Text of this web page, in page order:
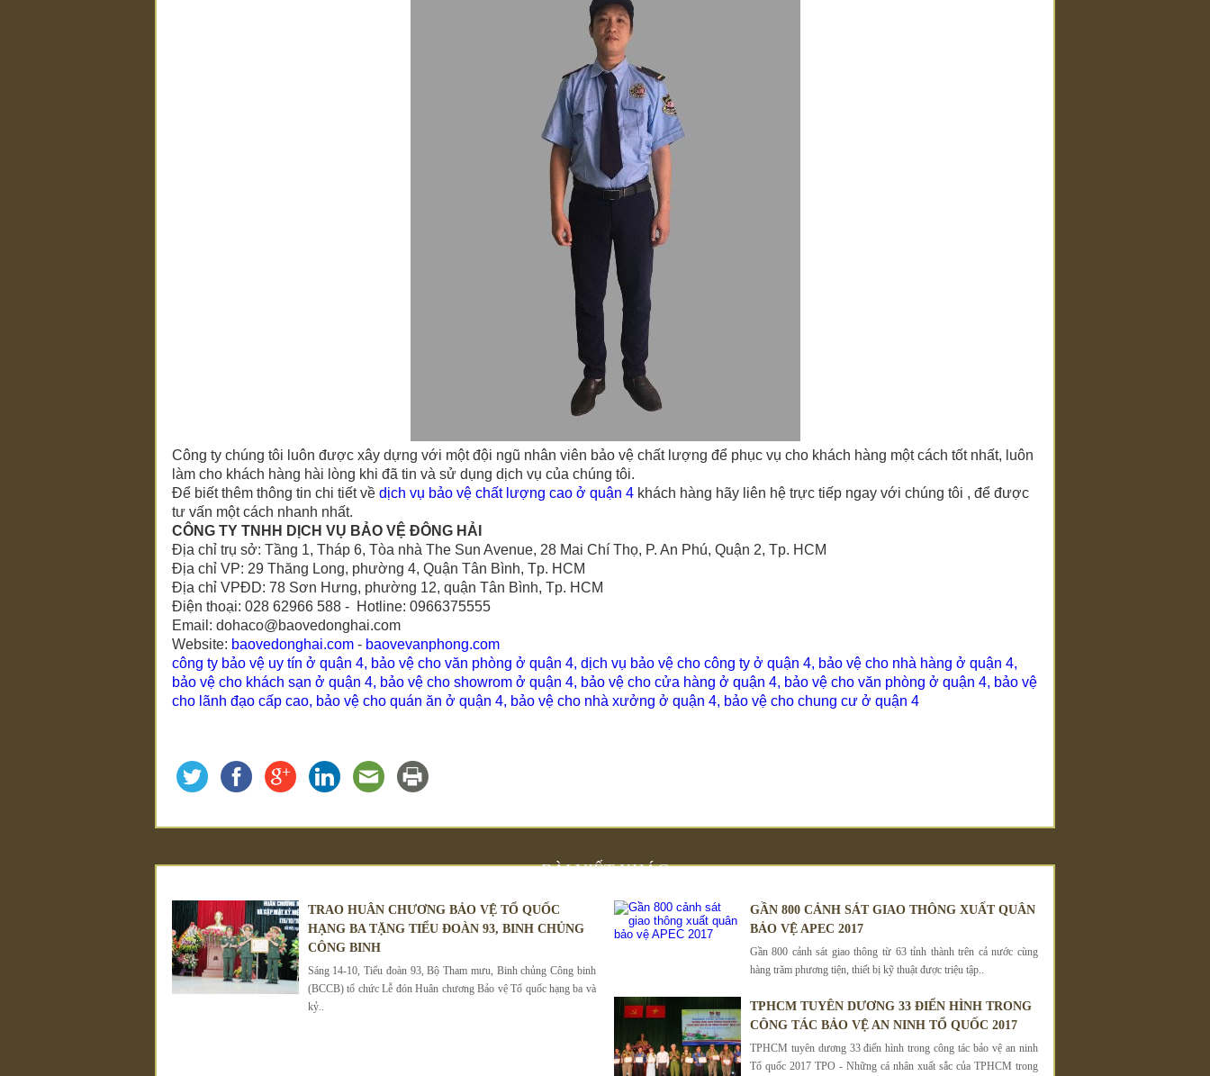
Công ty chúng tôi luôn được xây dựng với một đội ngũ nhân viên bảo vệ chất lượng để phục vụ cho khách hàng một cách tốt nhất, luôn
làm cho khách hàng hài lòng khi đã tin và sử dụng dịch vụ của chúng tôi.
Để biết thêm thông tin chi tiết về dịch vụ bảo vệ chất lượng cao ở quận 4 khách hàng hãy liên hệ trực tiếp ngay với chúng tôi , để được
tư vấn một cách nhanh nhất.
CÔNG TY TNHH DỊCH VỤ BẢO VỆ ĐÔNG HẢI
Địa chỉ trụ sở: Tầng 1, Tháp 6, Tòa nhà The Sun Avenue, 28 Mai Chí Thọ, P. An Phú, Quận 2, Tp. HCM
Địa chỉ VP: 29 Thăng Long, phường 4, Quận Tân Bình, Tp. HCM
Địa chỉ VPĐD: 78 Sơn Hưng, phường 12, quận Tân Bình, Tp. HCM
Điện thoại: 028 62966 588 - Hotline: 0966375555
Email: dohaco@baovedonghai.com
Website: baovedonghai.com - baovevanphong.com
công ty bảo vệ uy tín ở quận 4, bảo vệ cho văn phòng ở quận 4, dịch vụ bảo vệ cho công ty ở quận 4, bảo vệ cho nhà hàng ở quận 4,
bảo vệ cho khách sạn ở quận 4, bảo vệ cho showrom ở quận 4, bảo vệ cho cửa hàng ở quận 4, bảo vệ cho văn phòng ở quận 4, bảo vệ
cho lãnh đạo cấp cao, bảo vệ cho quán ăn ở quận 4, bảo vệ cho nhà xưởng ở quận 4, bảo vệ cho chung cư ở quận 4
BÀI VIẾT KHÁC
TRAO HUÂN CHƯƠNG BẢO VỆ TỔ QUỐC
HẠNG BA TẶNG TIỂU ĐOÀN 93, BINH CHỦNG
CÔNG BINH
Sáng 14-10, Tiểu đoàn 93, Bộ Tham mưu, Binh chủng Công binh
(BCCB) tổ chức Lễ đón Huân chương Bảo vệ Tổ quốc hạng ba và
kỷ..
GẦN 800 CẢNH SÁT GIAO THÔNG XUẤT QUÂN
BẢO VỆ APEC 2017
Gần 800 cảnh sát giao thông từ 63 tỉnh thành trên cả nước cùng
hàng trăm phương tiện, thiết bị kỹ thuật được triệu tập..
TPHCM TUYÊN DƯƠNG 33 ĐIỂN HÌNH TRONG
CÔNG TÁC BẢO VỆ AN NINH TỔ QUỐC 2017
TPHCM tuyên dương 33 điển hình trong công tác bảo vệ an ninh
Tổ quốc 2017 TPO - Những cá nhân xuất sắc của TPHCM trong